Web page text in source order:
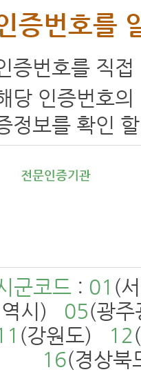
증번호를
증번호를 직
당 인증번호
정보를 확인
군코드 : 01 (
역시) 05(광
(강원도) 12
16(경상